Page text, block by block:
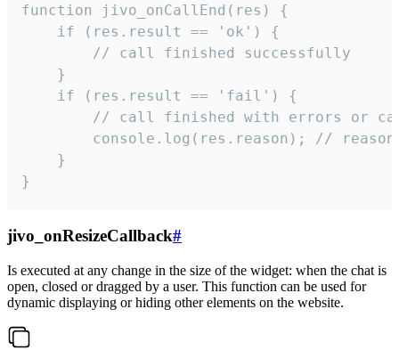
function jivo_onCallEnd(res) {
    if (res.result == 'ok') {
        // call finished successfully
    }
    if (res.result == 'fail') {
// call finished with errors or
console.log(res.reason); //
    }
}
jivo_onResizeCallback#
Is executed at any change in the size of the widget: when the chat is
open, closed or dragged by a user. This function can be used for
dynamic displaying or hiding other elements on the website.